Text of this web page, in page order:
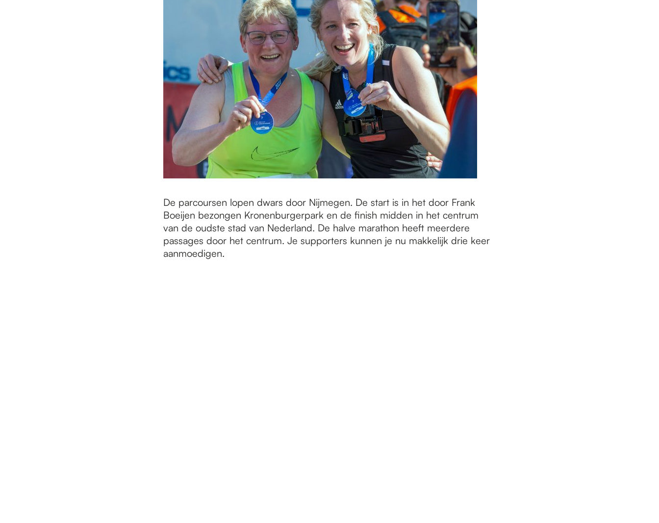
De parcoursen lopen dwars door Nijmegen. De start is in het door Frank
Boeijen bezongen Kronenburgerpark en de finish midden in het centrum
van de oudste stad van Nederland. De halve marathon heeft meerdere
passages door het centrum. Je supporters kunnen je nu makkelijk drie keer
aanmoedigen.